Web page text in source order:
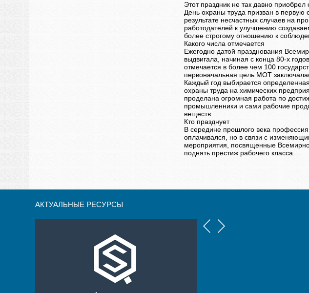
Этот праздник не так давно
День охраны труда призван в
результате несчастных случаев на
работодателей к улучшению
более строгому отношению к
Какого числа отмечается
Ежегодно датой празднования
выдвигала, начиная с конца 80-х
отмечается в более чем 100
первоначальная цель МОТ
Каждый год выбирается
охраны труда на химических
проделана огромная работа по
промышленники и сами рабочие
веществ.
Кто празднует
В середине прошлого века
оплачивался, но в связи с
мероприятия, посвященные
поднять престиж рабочего класса.
АКТУАЛЬНЫЕ РЕСУРСЫ